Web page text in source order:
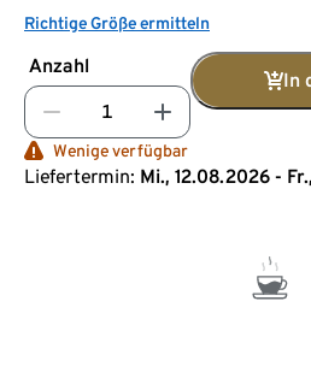
Richtige Größe ermitteln
Anzahl
In
Wenige verfügbar
Liefertermin: Mi., 12.08.2026 -